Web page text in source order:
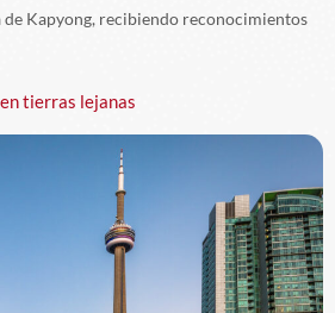
de Kapyong, recibiendo reconocimientos
tierras lejanas